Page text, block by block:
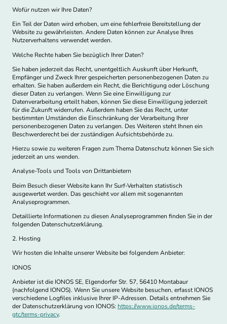
Wofür nutzen wir Ihre Daten?
Ein Teil der Daten wird erhoben, um eine fehlerfreie Bereitstellung der
Website zu gewährleisten. Andere Daten können zur Analyse Ihres
Nutzerverhaltens verwendet werden.
Welche Rechte haben Sie bezüglich Ihrer Daten?
Sie haben jederzeit das Recht, unentgeltlich Auskunft über Herkunft,
Empfänger und Zweck Ihrer gespeicherten personenbezogenen Daten zu
erhalten. Sie haben außerdem ein Recht, die Berichtigung oder Löschung
dieser Daten zu verlangen. Wenn Sie eine Einwilligung zur
Datenverarbeitung erteilt haben, können Sie diese Einwilligung jederzeit
für die Zukunft widerrufen. Außerdem haben Sie das Recht, unter
bestimmten Umständen die Einschränkung der Verarbeitung Ihrer
personenbezogenen Daten zu verlangen. Des Weiteren steht Ihnen ein
Beschwerderecht bei der zuständigen Aufsichtsbehörde zu.
Hierzu sowie zu weiteren Fragen zum Thema Datenschutz können Sie sich
jederzeit an uns wenden.
Analyse-Tools und Tools von Dritt­anbietern
Beim Besuch dieser Website kann Ihr Surf-Verhalten statistisch
ausgewertet werden. Das geschieht vor allem mit sogenannten
Analyseprogrammen.
Detaillierte Informationen zu diesen Analyseprogrammen finden Sie in der
folgenden Datenschutzerklärung.
2. Hosting
Wir hosten die Inhalte unserer Website bei folgendem Anbieter:
IONOS
Anbieter ist die IONOS SE, Elgendorfer Str. 57, 56410 Montabaur
(nachfolgend IONOS). Wenn Sie unsere Website besuchen, erfasst IONOS
verschiedene Logfiles inklusive Ihrer IP-Adressen. Details entnehmen Sie
der Datenschutzerklärung von IONOS: https://www.ionos.de/terms-
gtc/terms-privacy.